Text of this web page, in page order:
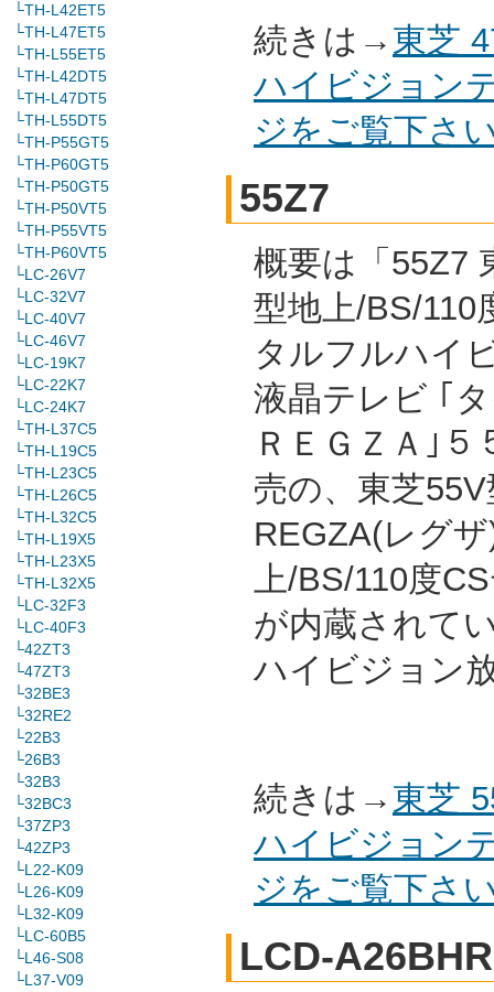
続きは→ 東芝
ハイビジョン
ジをご覧下さ
55Z7
概要は「55Z7
型地上/BS/110
タルフルハイ
液晶テレビ ｢
ＲＥＧＺＡ｣５
売の、東芝
REGZA(レグ
上/BS/110度
が内蔵されて
ハイビジョン
続きは→ 東芝
ハイビジョン
ジをご覧下さ
LCD-
└TH-L42ET5
└TH-L47ET5
└TH-L55ET5
└TH-L42DT5
└TH-L47DT5
└TH-L55DT5
└TH-P55GT5
└TH-P60GT5
└TH-P50GT5
└TH-P50VT5
└TH-P55VT5
└TH-P60VT5
└LC-26V7
└LC-32V7
└LC-40V7
└LC-46V7
└LC-19K7
└LC-22K7
└LC-24K7
└TH-L37C5
└TH-L19C5
└TH-L23C5
└TH-L26C5
└TH-L32C5
└TH-L19X5
└TH-L23X5
└TH-L32X5
└LC-32F3
└LC-40F3
└42ZT3
└47ZT3
└32BE3
└32RE2
└22B3
└26B3
└32B3
└32BC3
└37ZP3
└42ZP3
└L22-K09
└L26-K09
└L32-K09
└LC-60B5
└L46-S08
└L37-V09